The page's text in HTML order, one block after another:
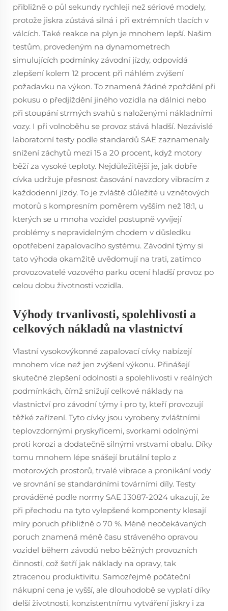
přibližně o půl sekundy rychleji než sériové modely,
protože jiskra zůstává silná i při extrémních tlacích v
válcích. Také reakce na plyn je mnohem lepší. Našim
testům, provedeným na dynamometrech
simulujících podmínky závodní jízdy, odpovídá
zlepšení kolem 12 procent při náhlém zvýšení
požadavku na výkon. To znamená žádné zpoždění při
pokusu o předjíždění jiného vozidla na dálnici nebo
při stoupání strmých svahů s naloženými nákladními
vozy. I při volnoběhu se provoz stává hladší. Nezávislé
laboratorní testy podle standardů SAE zaznamenaly
snížení záchytů mezi 15 a 20 procent, když motory
běží za vysoké teploty. Nejdůležitější je, jak dobře
cívka udržuje přesnost časování navzdory vibracím z
každodenní jízdy. To je zvláště důležité u vznětových
motorů s kompresním poměrem vyšším než 18:1, u
kterých se u mnoha vozidel postupně vyvíjejí
problémy s nepravidelným chodem v důsledku
opotřebení zapalovacího systému. Závodní týmy si
tato výhoda okamžitě uvědomují na trati, zatímco
provozovatelé vozového parku ocení hladší provoz po
celou dobu životnosti vozidla.
Výhody trvanlivosti, spolehlivosti a
celkových nákladů na vlastnictví
Vlastní vysokovýkonné zapalovací cívky nabízejí
mnohem více než jen zvýšení výkonu. Přinášejí
skutečné zlepšení odolnosti a spolehlivosti v reálných
podmínkách, čímž snižují celkové náklady na
vlastnictví pro závodní týmy i pro ty, kteří provozují
těžké zařízení. Tyto cívky jsou vyrobeny zvláštními
teplovzdornými pryskyřicemi, svorkami odolnými
proti korozi a dodatečně silnými vrstvami obalu. Díky
tomu mnohem lépe snášejí brutální teplo z
motorových prostorů, trvalé vibrace a pronikání vody
ve srovnání se standardními továrními díly. Testy
prováděné podle normy SAE J3087-2024 ukazují, že
při přechodu na tyto vylepšené komponenty klesají
míry poruch přibližně o 70 %. Méně neočekávaných
poruch znamená méně času stráveného opravou
vozidel během závodů nebo běžných provozních
činností, což šetří jak náklady na opravy, tak
ztracenou produktivitu. Samozřejmě počáteční
nákupní cena je vyšší, ale dlouhodobě se vyplatí díky
delší životnosti, konzistentnímu vytváření jiskry i za